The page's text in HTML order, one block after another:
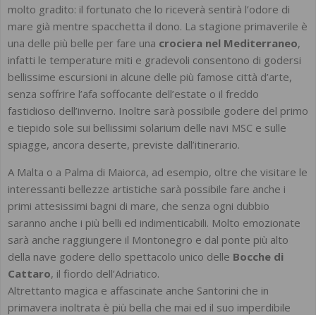
molto gradito: il fortunato che lo riceverà sentirà l’odore di
mare già mentre spacchetta il dono. La stagione primaverile è
una delle più belle per fare una crociera nel Mediterraneo,
infatti le temperature miti e gradevoli consentono di godersi
bellissime escursioni in alcune delle più famose città d’arte,
senza soffrire l’afa soffocante dell’estate o il freddo
fastidioso dell’inverno. Inoltre sarà possibile godere del primo
e tiepido sole sui bellissimi solarium delle navi MSC e sulle
spiagge, ancora deserte, previste dall’itinerario.
A Malta o a Palma di Maiorca, ad esempio, oltre che visitare le
interessanti bellezze artistiche sarà possibile fare anche i
primi attesissimi bagni di mare, che senza ogni dubbio
saranno anche i più belli ed indimenticabili. Molto emozionate
sarà anche raggiungere il Montonegro e dal ponte più alto
della nave godere dello spettacolo unico delle Bocche di
Cattaro, il fiordo dell’Adriatico.
Altrettanto magica e affascinate anche Santorini che in
primavera inoltrata è più bella che mai ed il suo imperdibile